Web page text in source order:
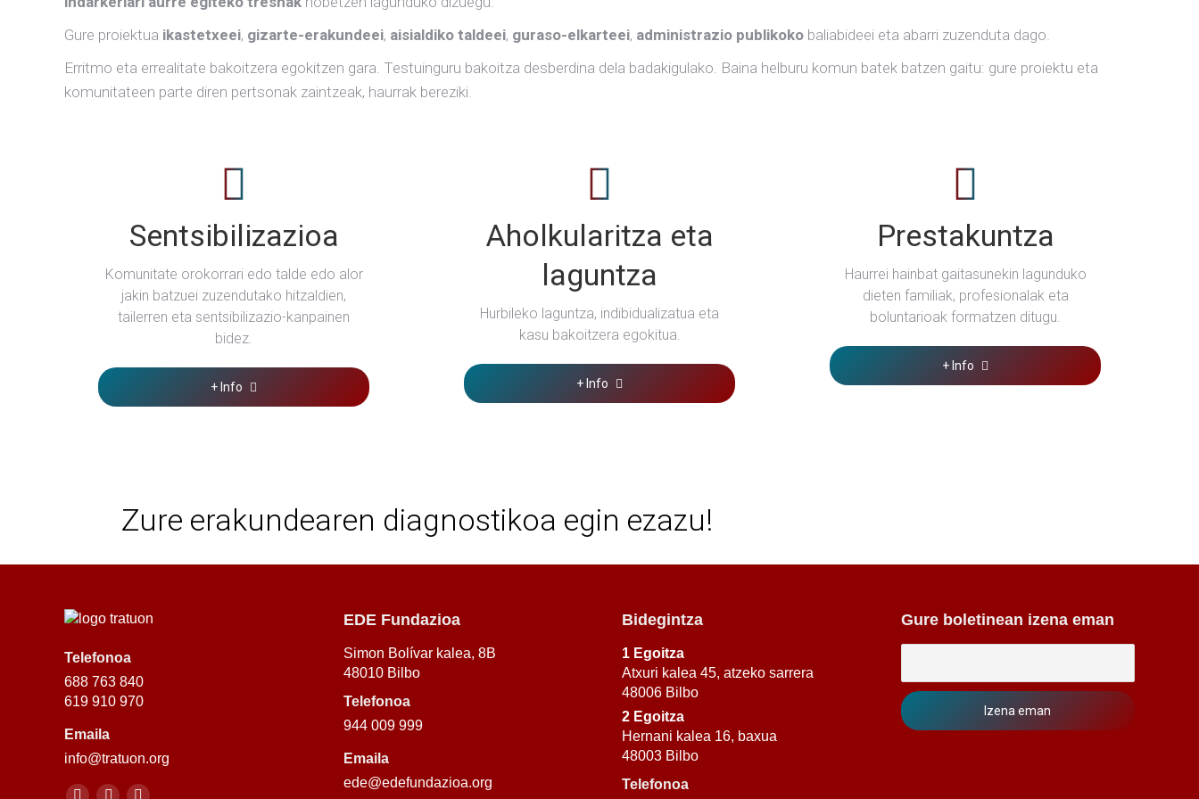
Gure proiektua ikastetxeei, gizarte-erakundeei, aisialdiko taldeei, guraso-elkarteei, administrazio publikoko baliabideei eta abarri zuzenduta dago.
Erritmo eta errealitate bakoitzera egokitzen gara. Testuinguru bakoitza desberdina dela badakigulako. Baina helburu komun batek batzen gaitu: gure proiektu eta
komunitateen parte diren pertsonak zaintzeak, haurrak bereziki.
Sentsibilizazioa
Komunitate orokorrari edo talde edo alor
jakin batzuei zuzendutako hitzaldien,
tailerren eta sentsibilizazio-kanpainen
bidez.
+ Info
Aholkularitza eta
laguntza
Hurbileko laguntza, indibidualizatua eta
kasu bakoitzera egokitua.
+ Info
Prestakuntza
Haurrei hainbat gaitasunekin lagunduko
dieten familiak, profesionalak eta
boluntarioak formatzen ditugu.
+ Info
Zure erakundearen diagnostikoa egin ezazu!
Telefonoa
688 763 840
619 910 970
Emaila
info@tratuon.org
Sare sozialak:
EDE Fundazioa
Simon Bolívar kalea, 8B
48010 Bilbo
Telefonoa
944 009 999
Emaila
ede@edefundazioa.org
Bidegintza
1 Egoitza
Atxuri kalea 45, atzeko sarrera
48006 Bilbo
2 Egoitza
Hernani kalea 16, baxua
48003 Bilbo
Telefonoa
Gure boletinean izena eman